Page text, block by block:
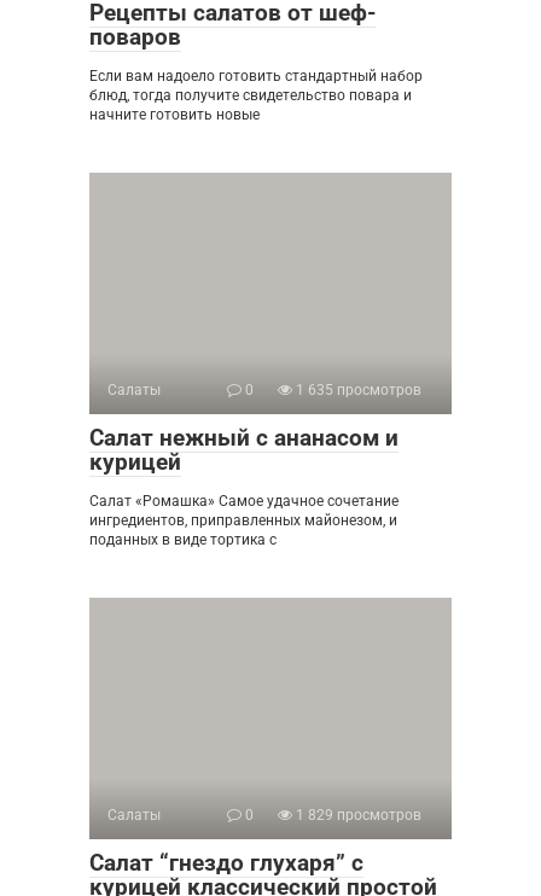
Рецепты салатов от шеф-
поваров
Если вам надоело готовить стандартный набор
блюд, тогда получите свидетельство повара и
начните готовить новые
Салаты 0 1 635 просмотров
Салат нежный с ананасом и
курицей
Салат «Ромашка» Самое удачное сочетание
ингредиентов, приправленных майонезом, и
поданных в виде тортика с
Салаты 0 1 829 просмотров
Салат “гнездо глухаря” с
курицей классический простой